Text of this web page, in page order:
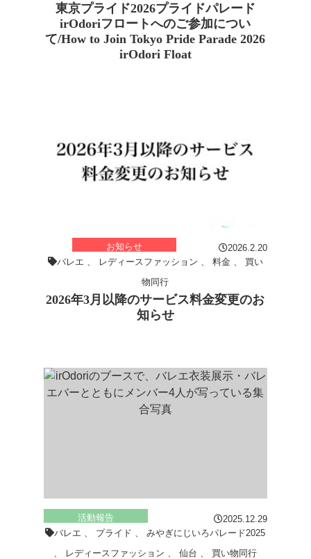
東京プライド2026プライドパレード
irOdoriフロートへのご参加につい
て/How to Join Tokyo Pride Parade 2026
irOdori Float
お知らせ
2026.2.20
バレエ
レディースファッション 料金、 買い
物同行
2026年3月以降のサービス料金変更のお
知らせ
活動報告
2025.12.29
バレエ
プライド 、みやぎにじいろパレード2025
レディースファッション 、仙台 買い物同行